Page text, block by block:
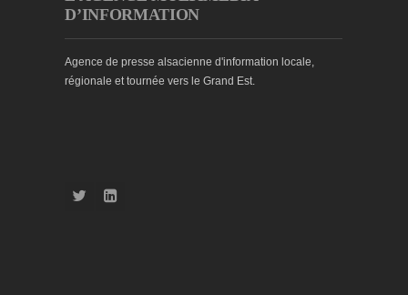
D’INFORMATION
Agence de presse alsacienne d'information locale,
régionale et tournée vers le Grand Est.